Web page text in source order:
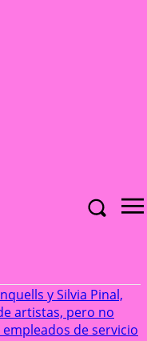
y Silvia Pinal,
artistas, pero no
de servicio